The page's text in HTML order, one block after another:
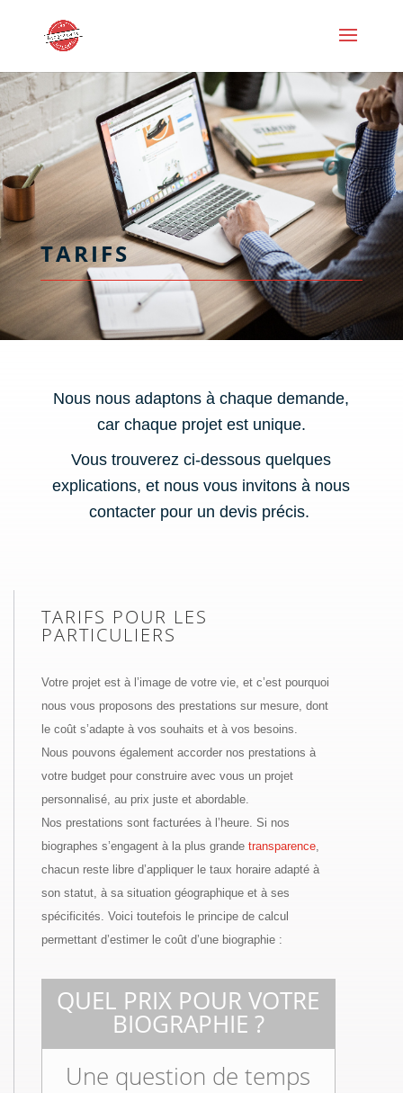
TARIFS
Nous nous adaptons à chaque demande,
car chaque projet est unique.
Vous trouverez ci-dessous quelques
explications, et nous vous invitons à nous
contacter pour un devis précis.
TARIFS POUR LES
PARTICULIERS
Votre projet est à l’image de votre vie, et c’est pourquoi
nous vous proposons des prestations sur mesure, dont
le coût s’adapte à vos souhaits et à vos besoins.
Nous pouvons également accorder nos prestations à
votre budget pour construire avec vous un projet
personnalisé, au prix juste et abordable.
Nos prestations sont facturées à l’heure. Si nos
biographes s’engagent à la plus grande transparence,
chacun reste libre d’appliquer le taux horaire adapté à
son statut, à sa situation géographique et à ses
spécificités. Voici toutefois le principe de calcul
permettant d’estimer le coût d’une biographie :
QUEL PRIX POUR VOTRE
BIOGRAPHIE ?
Une question de temps